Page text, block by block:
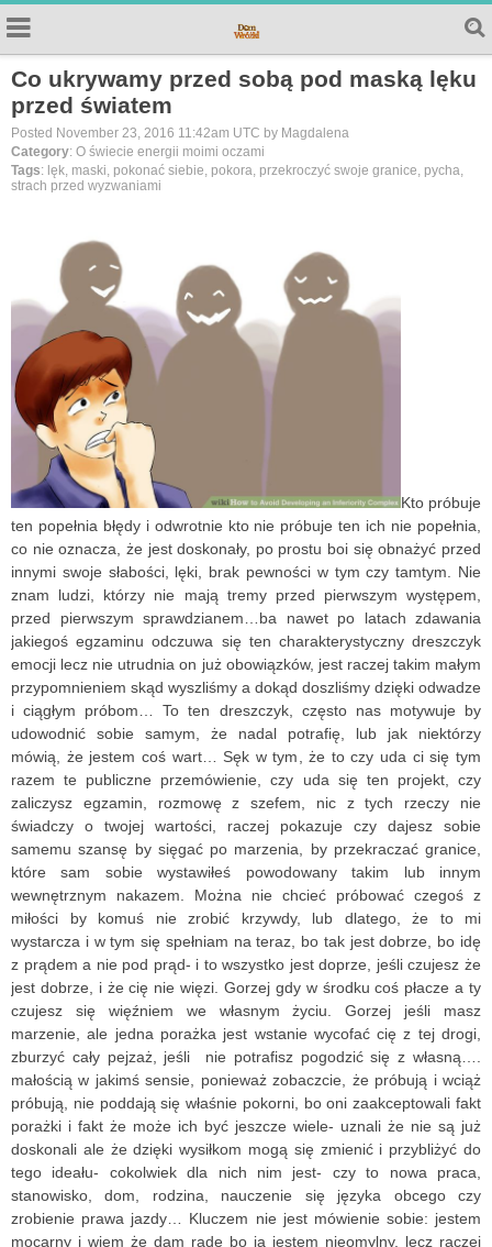
Co ukrywamy przed sobą pod maską lęku
przed światem
Posted November 23, 2016 11:42am UTC by Magdalena
Category: O świecie energii moimi oczami
Tags: lęk, maski, pokonać siebie, pokora, przekroczyć swoje granice, pycha,
strach przed wyzwaniami
Kto próbuje
ten popełnia błędy i odwrotnie kto nie próbuje ten ich nie popełnia,
co nie oznacza, że jest doskonały, po prostu boi się obnażyć przed
innymi swoje słabości, lęki, brak pewności w tym czy tamtym. Nie
znam ludzi, którzy nie mają tremy przed pierwszym występem,
przed pierwszym sprawdzianem…ba nawet po latach zdawania
jakiegoś egzaminu odczuwa się ten charakterystyczny dreszczyk
emocji lecz nie utrudnia on już obowiązków, jest raczej takim małym
przypomnieniem skąd wyszliśmy a dokąd doszliśmy dzięki odwadze
i ciągłym próbom… To ten dreszczyk, często nas motywuje by
udowodnić sobie samym, że nadal potrafię, lub jak niektórzy
mówią, że jestem coś wart… Sęk w tym, że to czy uda ci się tym
razem te publiczne przemówienie, czy uda się ten projekt, czy
zaliczysz egzamin, rozmowę z szefem, nic z tych rzeczy nie
świadczy o twojej wartości, raczej pokazuje czy dajesz sobie
samemu szansę by sięgać po marzenia, by przekraczać granice,
które sam sobie wystawiłeś powodowany takim lub innym
wewnętrznym nakazem. Można nie chcieć próbować czegoś z
miłości by komuś nie zrobić krzywdy, lub dlatego, że to mi
wystarcza i w tym się spełniam na teraz, bo tak jest dobrze, bo idę
z prądem a nie pod prąd- i to wszystko jest doprze, jeśli czujesz że
jest dobrze, i że cię nie więzi. Gorzej gdy w środku coś płacze a ty
czujesz się więźniem we własnym życiu. Gorzej jeśli masz
marzenie, ale jedna porażka jest wstanie wycofać cię z tej drogi,
zburzyć cały pejzaż, jeśli nie potrafisz pogodzić się z własną….
małością w jakimś sensie, ponieważ zobaczcie, że próbują i wciąż
próbują, nie poddają się właśnie pokorni, bo oni zaakceptowali fakt
porażki i fakt że może ich być jeszcze wiele- uznali że nie są już
doskonali ale że dzięki wysiłkom mogą się zmienić i przybliżyć do
tego ideału- cokolwiek dla nich nim jest- czy to nowa praca,
stanowisko, dom, rodzina, nauczenie się języka obcego czy
zrobienie prawa jazdy… Kluczem nie jest mówienie sobie: jestem
mocarny i wiem że dam radę bo ja jestem nieomylny, lecz raczej